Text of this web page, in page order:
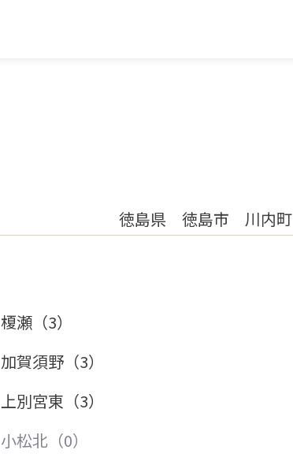
徳島県 徳島市 川内町
榎瀬（3）
加賀須野（3）
上別宮東（3）
小松北（0）